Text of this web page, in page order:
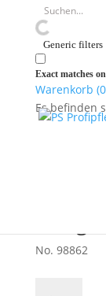
Generic filters
Exact matches
Warenkorb
Es befinden
Startseite/
No. 98862